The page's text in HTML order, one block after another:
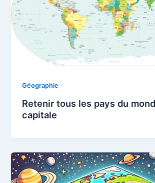
Géographie
Retenir tous les pays du
capitale